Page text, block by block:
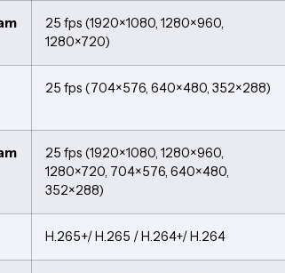
25 fps (1920×1080, 1280×960,
1280×720)
25 fps (704×576, 640×480, 352×288)
25 fps (1920×1080, 1280×960,
1280×720, 704×576, 640×480,
352×288)
H.265+/ H.265 / H.264+/ H.264